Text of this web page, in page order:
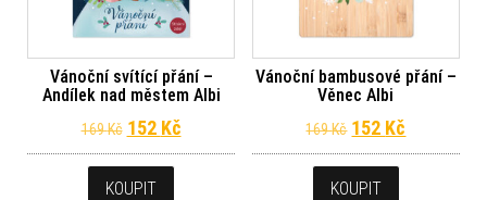
Vánoční svítící přání –
Andílek nad městem Albi
169Kč Původní cena byla: 169 Kč.
152 KčAktuální cena je: 152 Kč.
KOUPIT
Vánoční bambusové přání –
Věnec Albi
169Kč Původní cena
152 Kč
KOUPIT